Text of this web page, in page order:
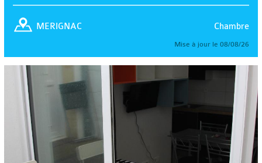
Chambre
MERIGNAC
Mise à jour le 08/08/26